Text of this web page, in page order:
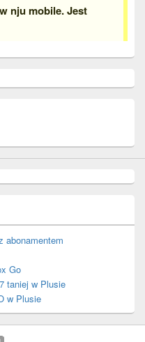
abonamentem
Go
taniej w Plusie
w Plusie